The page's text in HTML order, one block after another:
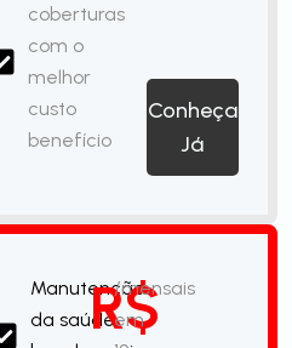
coberturas
com o
melhor
custo
benefício
Conheça
Já
Manutenção
da saúdeR$
/mensais
em